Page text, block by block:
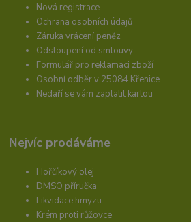
Nová registrace
Ochrana osobních údajů
Záruka vrácení peněz
Odstoupení od smlouvy
Formulář pro reklamaci zboží
Osobní odběr v 25084 Křenice
Nedaří se vám zaplatit kartou
Nejvíc prodáváme
Hořčíkový olej
DMSO příručka
Likvidace hmyzu
Krém proti růžovce